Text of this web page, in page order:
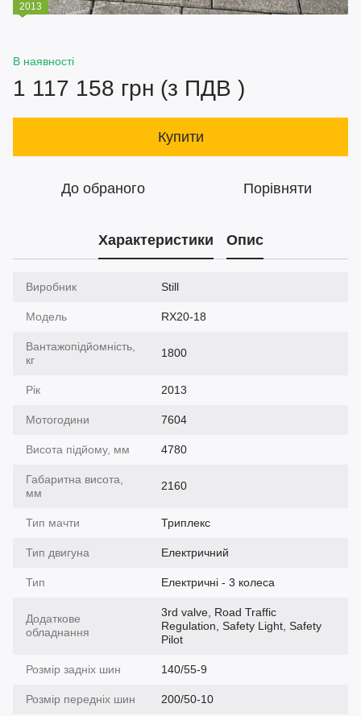
2013
В наявності
1 117 158 грн (з ПДВ )
Купити
До обраного Порівняти
Характеристики Опис
Виробник Still
Модель RX20-18
Вантажопідйомність,
кг
1800
Рік 2013
Мотогодини 7604
Висота підйому, мм 4780
Габаритна висота,
мм
2160
Тип мачти Триплекс
Тип двигуна Електричний
Тип Електричні - 3 колеса
Додаткове
обладнання
3rd valve, Road Traffic
Regulation, Safety Light, Safety
Pilot
Розмір задніх шин 140/55-9
Розмір передніх шин 200/50-10